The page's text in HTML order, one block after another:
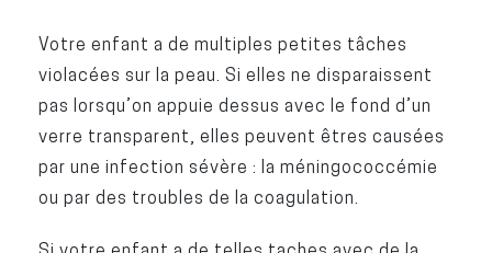
Votre enfant a de multiples petites tâches
violacées sur la peau. Si elles ne disparaissent
pas lorsqu’on appuie dessus avec le fond d’un
verre transparent, elles peuvent êtres causées
par une infection sévère : la méningococcémie
ou par des troubles de la coagulation.